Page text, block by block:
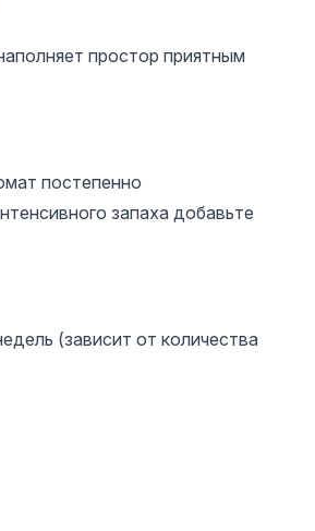
простор приятным
постепенно
запаха добавьте
(зависит от количества